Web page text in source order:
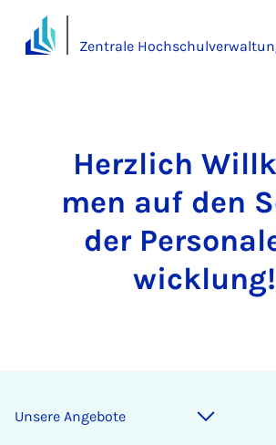
Zentrale
Herz­lich
men auf den
der
wick­lung!
Un­se­re An­ge­bo­te